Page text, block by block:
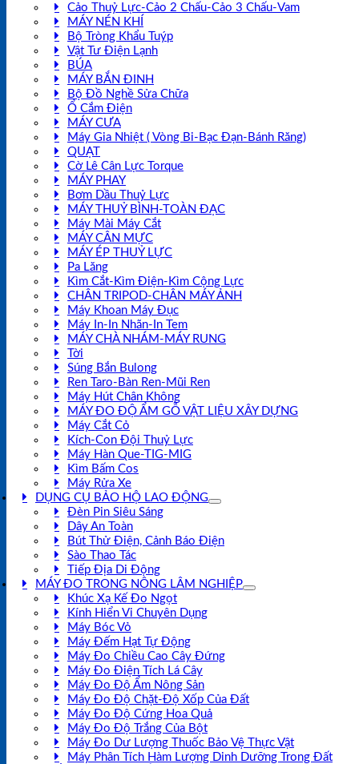
Cảo Thuỷ Lực-Cảo 2 Chấu-Cảo 3 Chấu-Vam
MÁY NÉN KHÍ
Bộ Tròng Khẩu Tuýp
Vật Tư Điện Lạnh
BÚA
MÁY BẮN ĐINH
Bộ Đồ Nghề Sửa Chữa
Ổ Cắm Điện
MÁY CƯA
Máy Gia Nhiệt ( Vòng Bi-Bạc Đạn-Bánh Răng)
QUẠT
Cờ Lê Cân Lực Torque
MÁY PHAY
Bơm Dầu Thuỷ Lực
MÁY THUỶ BÌNH-TOÀN ĐẠC
Máy Mài Máy Cắt
MÁY CÂN MỰC
MÁY ÉP THUỶ LỰC
Pa Lăng
Kìm Cắt-Kìm Điện-Kìm Cộng Lực
CHÂN TRIPOD-CHÂN MÁY ẢNH
Máy Khoan Máy Đục
Máy In-In Nhãn-In Tem
MÁY CHÀ NHÁM-MÁY RUNG
Tời
Súng Bắn Bulong
Ren Taro-Bàn Ren-Mũi Ren
Máy Hút Chân Không
MÁY ĐO ĐỘ ẨM GỖ VẬT LIỆU XÂY DỰNG
Máy Cắt Cỏ
Kích-Con Đội Thuỷ Lực
Máy Hàn Que-TIG-MIG
Kìm Bấm Cos
Máy Rửa Xe
DỤNG CỤ BẢO HỘ LAO ĐỘNG
Đèn Pin Siêu Sáng
Dây An Toàn
Bút Thử Điện, Cảnh Báo Điện
Sào Thao Tác
Tiếp Địa Di Động
MÁY ĐO TRONG NÔNG LÂM NGHIỆP
Khúc Xạ Kế Đo Ngọt
Kính Hiển Vi Chuyên Dụng
Máy Bóc Vỏ
Máy Đếm Hạt Tự Động
Máy Đo Chiều Cao Cây Đứng
Máy Đo Điện Tích Lá Cây
Máy Đo Độ Ẩm Nông Sản
Máy Đo Độ Chặt-Độ Xốp Của Đất
Máy Đo Độ Cứng Hoa Quả
Máy Đo Độ Trắng Của Bột
Máy Đo Dư Lượng Thuốc Bảo Vệ Thực Vật
Máy Phân Tích Hàm Lượng Dinh Dưỡng Trong Đất